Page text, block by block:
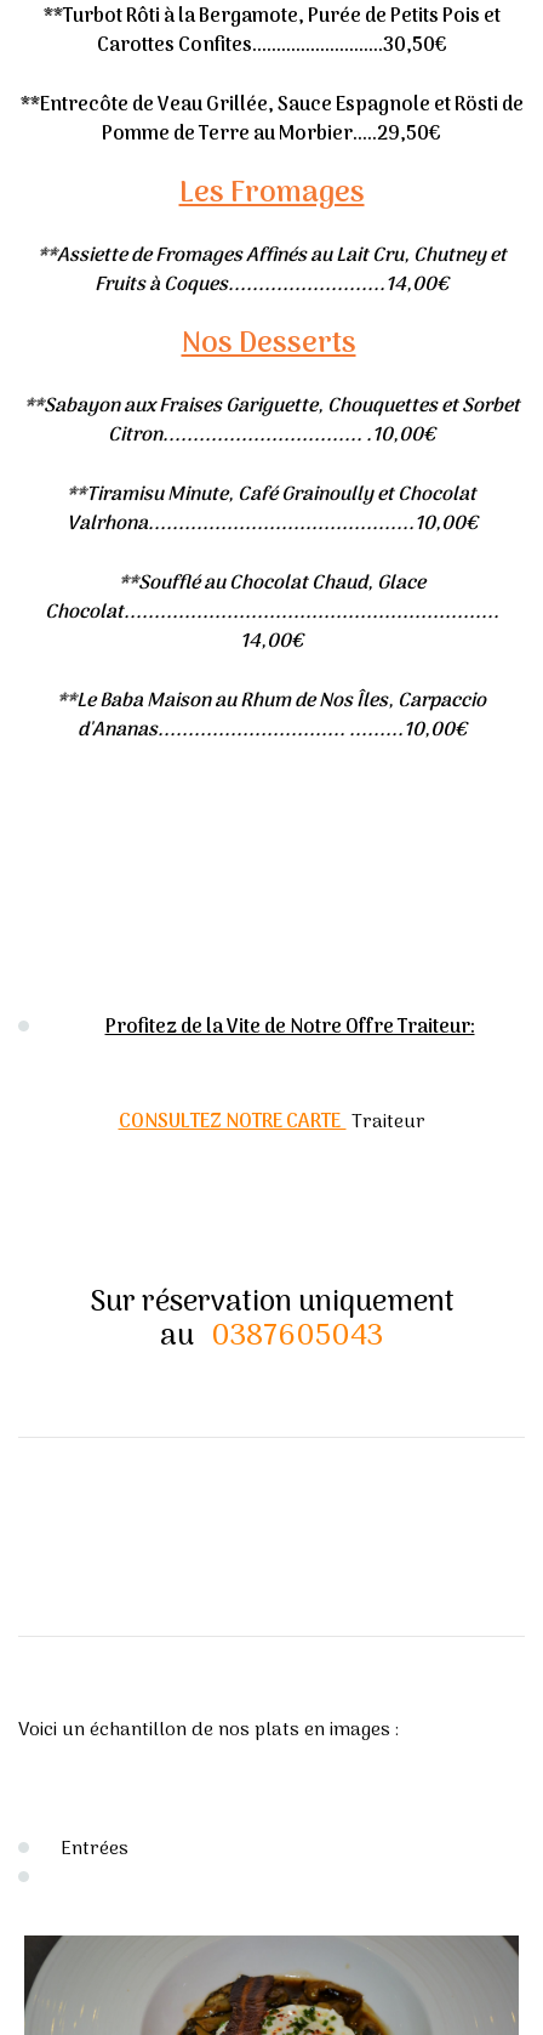
**Turbot Rôti à la Bergamote, Purée de Petits Pois et
Carottes Confites...........................30,50€
**Entrecôte de Veau Grillée, Sauce Espagnole et Rösti de
Pomme de Terre au Morbier.....29,50€
Les Fromages
**Assiette de Fromages Affinés au Lait Cru, Chutney et
Fruits à Coques..........................14,00€
Nos Desserts
**Sabayon aux Fraises Gariguette, Chouquettes et Sorbet
Citron................................. .10,00€
**Tiramisu Minute, Café Grainoully et Chocolat
Valrhona............................................10,00€
**Soufflé au Chocolat Chaud, Glace
Chocolat..............................................................
14,00€
**Le Baba Maison au Rhum de Nos Îles, Carpaccio
d'Ananas............................... .........10,00€
Profitez de la Vite de Notre Offre Traiteur:
CONSULTEZ NOTRE CARTETraiteur
Sur réservation uniquement
au 0387605043
Voici un échantillon de nos plats en images :
Entrées